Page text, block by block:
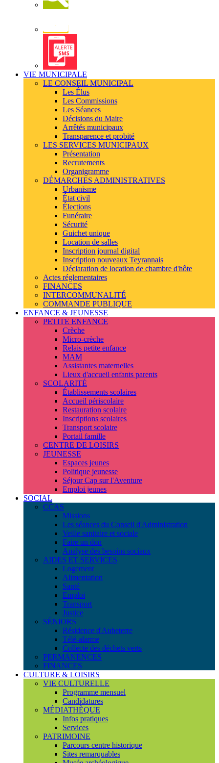
Alerte
SMS
VIE MUNICIPALE
LE CONSEIL MUNICIPAL
Les Élus
Les Commissions
Les Séances
Décisions du Maire
Arrêtés municipaux
Transparence et probité
LES SERVICES MUNICIPAUX
Présentation
Recrutements
Organigramme
DÉMARCHES ADMINISTRATIVES
Urbanisme
État civil
Élections
Funéraire
Sécurité
Guichet unique
Location de salles
Inscription journal digital
Inscription nouveaux Teyrannais
Déclaration de location de chambre d'hôte
Actes réglementaires
FINANCES
INTERCOMMUNALITÉ
COMMANDE PUBLIQUE
ENFANCE & JEUNESSE
PETITE ENFANCE
Crèche
Micro-crèche
Relais petite enfance
MAM
Assistantes maternelles
Lieux d'accueil enfants parents
SCOLARITÉ
Établissements scolaires
Accueil périscolaire
Restauration scolaire
Inscriptions scolaires
Transport scolaire
Portail famille
CENTRE DE LOISIRS
JEUNESSE
Espaces jeunes
Politique jeunesse
Séjour Cap sur l'Aventure
Emploi jeunes
SOCIAL
CCAS
Missions
Les séances du Conseil d'Administration
Veille sanitaire et sociale
Faire un don
Analyse des besoins sociaux
AIDES ET SERVICES
Logement
Alimentation
Santé
Emploi
Transport
Justice
SÉNIORS
Résidence d'Aubeterre
Télé-alarme
Collecte des déchets verts
PERMANENCES
FINANCES
CULTURE & LOISIRS
VIE CULTURELLE
Programme mensuel
Candidatures
MÉDIATHÈQUE
Infos pratiques
Services
PATRIMOINE
Parcours centre historique
Sites remarquables